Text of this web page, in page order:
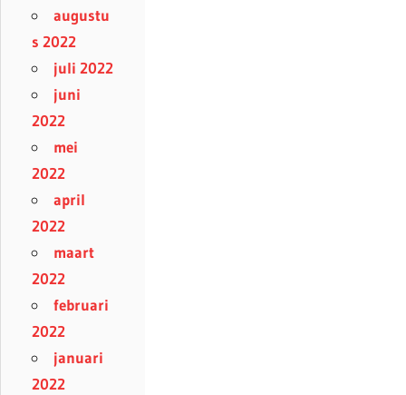
augustu
s 2022
juli 2022
juni
2022
mei
2022
april
2022
maart
2022
februari
2022
januari
2022